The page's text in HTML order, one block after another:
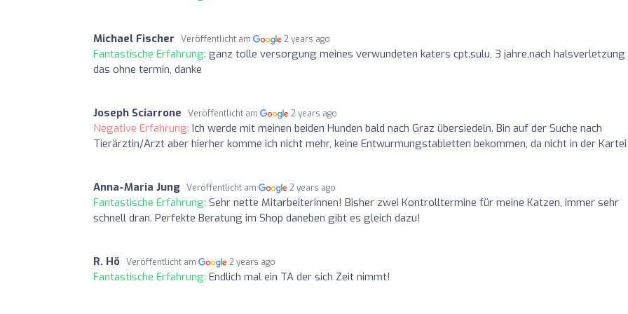
Michael Fischer Veröffentlicht am 2 years ago
Fantastische Erfahrung: ganz tolle versorgung meines verwundeten katers cpt.sulu, 3 jahre,nach halsverletzung
das ohne termin, danke
Joseph Sciarrone Veröffentlicht am 2 years ago
Negative Erfahrung: Ich werde mit meinen beiden Hunden bald nach Graz übersiedeln. Bin auf der Suche nach
Tierärztin/Arzt aber hierher komme ich nicht mehr, keine Entwurmungstabletten bekommen, da nicht in der Kartei
Anna-Maria Jung Veröffentlicht am 2 years ago
Fantastische Erfahrung: Sehr nette Mitarbeiterinnen! Bisher zwei Kontrolltermine für meine Katzen, immer sehr
schnell dran. Perfekte Beratung im Shop daneben gibt es gleich dazu!
R. Hö Veröffentlicht am 2 years ago
Fantastische Erfahrung: Endlich mal ein TA der sich Zeit nimmt!